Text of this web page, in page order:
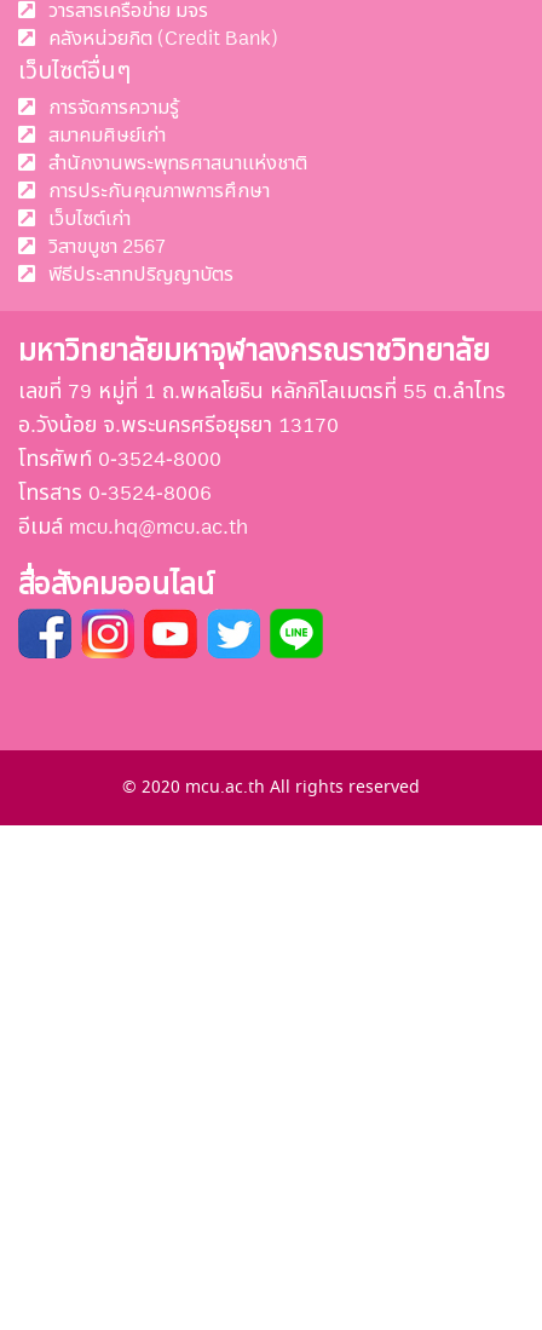
วารสารเครือข่าย มจร
คลังหน่วยกิต (Credit Bank)
เว็บไซต์อื่นๆ
การจัดการความรู้
สมาคมศิษย์เก่า
สำนักงานพระพุทธศาสนาแห่งชาติ
การประกันคุณภาพการศึกษา
เว็บไซต์เก่า
วิสาขบูชา 2567
พีธีประสาทปริญญาบัตร
มหาวิทยาลัยมหาจุฬาลงกรณราชวิทยาลัย
เลขที่ 79 หมู่ที่ 1 ถ.พหลโยธิน หลักกิโลเมตรที่ 55 ต.ลำไทร
อ.วังน้อย จ.พระนครศรีอยุธยา 13170
โทรศัพท์ 0-3524-8000
โทรสาร 0-3524-8006
อีเมล์ mcu.hq@mcu.ac.th
สื่อสังคมออนไลน์
© 2020 mcu.ac.th All rights reserved